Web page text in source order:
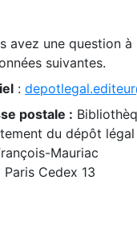
avez une question
suivantes.
:
postale :
du dépôt
Mauriac
Cedex 13